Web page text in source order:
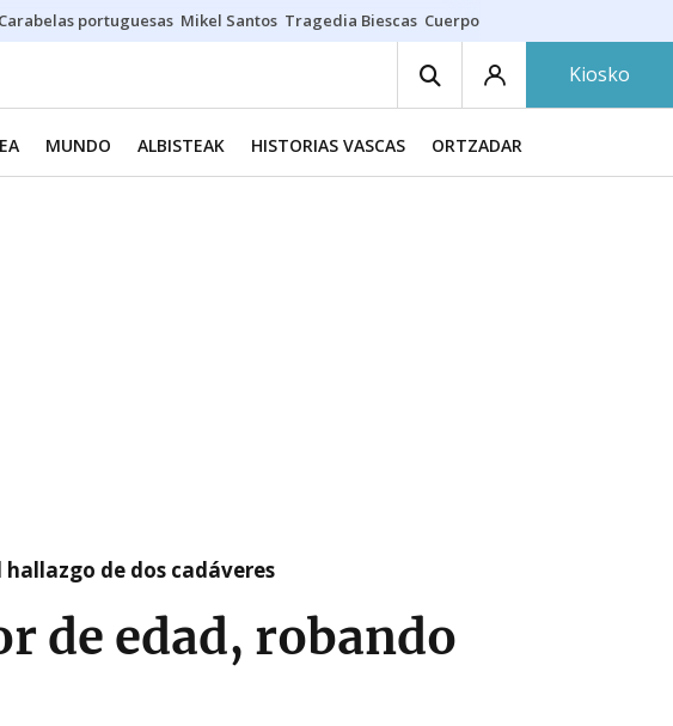
Carabelas portuguesas Mikel Santos Tragedia Biescas Cuerpo ría
Kiosko
MUNDO ALBISTEAK HISTORIAS VASCAS ORTZADAR
de dos cadáveres
de edad, robando